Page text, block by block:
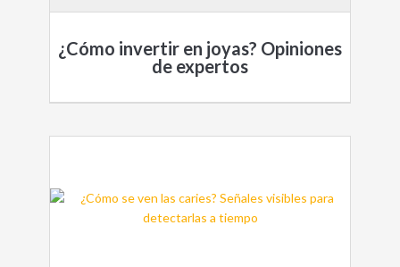
¿Cómo invertir en joyas? Opiniones
de expertos